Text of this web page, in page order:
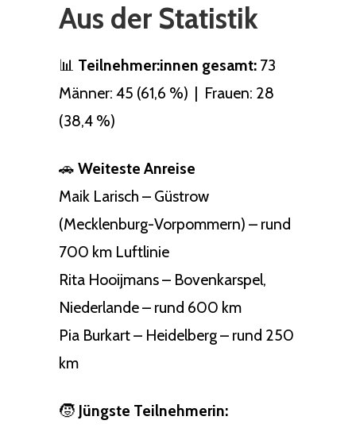
Aus der Statistik
📊 Teilnehmer:innen gesamt: 73
Männer: 45 (61,6 %) | Frauen: 28
(38,4 %)
🚗 Weiteste Anreise
Maik Larisch – Güstrow
(Mecklenburg-Vorpommern) – rund
700 km Luftlinie
Rita Hooijmans – Bovenkarspel,
Niederlande – rund 600 km
Pia Burkart – Heidelberg – rund 250
km
🧒 Jüngste Teilnehmerin: